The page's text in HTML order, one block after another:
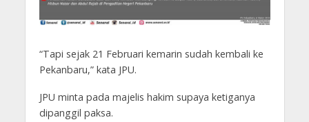
“Tapi sejak 21 Februari kemarin sudah kembali ke
Pekanbaru,” kata JPU.
JPU minta pada majelis hakim supaya ketiganya
dipanggil paksa.